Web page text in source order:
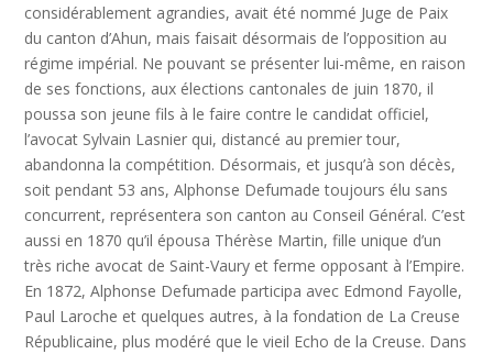
considérablement agrandies, avait été nommé Juge de Paix
du canton d’Ahun, mais faisait désormais de l’opposition au
régime impérial. Ne pouvant se présenter lui-même, en raison
de ses fonctions, aux élections cantonales de juin 1870, il
poussa son jeune fils à le faire contre le candidat officiel,
l’avocat Sylvain Lasnier qui, distancé au premier tour,
abandonna la compétition. Désormais, et jusqu’à son décès,
soit pendant 53 ans, Alphonse Defumade toujours élu sans
concurrent, représentera son canton au Conseil Général. C’est
aussi en 1870 qu’il épousa Thérèse Martin, fille unique d’un
très riche avocat de Saint-Vaury et ferme opposant à l’Empire.
En 1872, Alphonse Defumade participa avec Edmond Fayolle,
Paul Laroche et quelques autres, à la fondation de La Creuse
Républicaine, plus modéré que le vieil Echo de la Creuse. Dans